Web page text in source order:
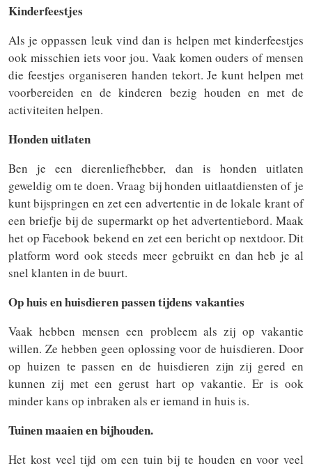
Kinderfeestjes
Als je oppassen leuk vind dan is helpen met kinderfeestjes
ook misschien iets voor jou. Vaak komen ouders of mensen
die feestjes organiseren handen tekort. Je kunt helpen met
voorbereiden en de kinderen bezig houden en met de
activiteiten helpen.
Honden uitlaten
Ben je een dierenliefhebber, dan is honden uitlaten
geweldig om te doen. Vraag bij honden uitlaatdiensten of je
kunt bijspringen en zet een advertentie in de lokale krant of
een briefje bij de supermarkt op het advertentiebord. Maak
het op Facebook bekend en zet een bericht op nextdoor. Dit
platform word ook steeds meer gebruikt en dan heb je al
snel klanten in de buurt.
Op huis en huisdieren passen tijdens vakanties
Vaak hebben mensen een probleem als zij op vakantie
willen. Ze hebben geen oplossing voor de huisdieren. Door
op huizen te passen en de huisdieren zijn zij gered en
kunnen zij met een gerust hart op vakantie. Er is ook
minder kans op inbraken als er iemand in huis is.
Tuinen maaien en bijhouden.
Het kost veel tijd om een tuin bij te houden en voor veel